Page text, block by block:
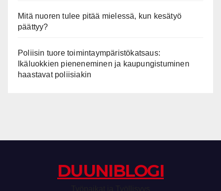
Mitä nuoren tulee pitää mielessä, kun kesätyö
päättyy?
Poliisin tuore toimintaympäristökatsaus:
Ikäluokkien pieneneminen ja kaupungistuminen
haastavat poliisiakin
DUUNIBLOGI